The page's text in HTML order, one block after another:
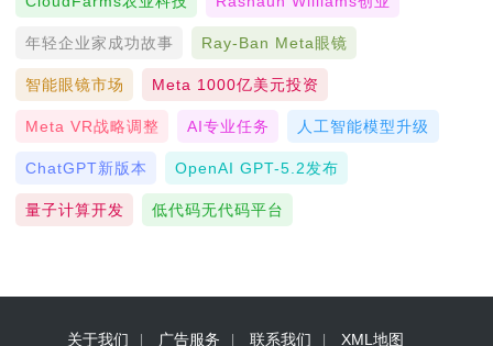
年轻企业家成功故事 Ray-Ban Meta眼镜
智能眼镜市场 Meta 1000亿美元投资
Meta VR战略调整 AI专业任务 人工智能模型升级
ChatGPT新版本 OpenAI GPT-5.2发布
量子计算开发 低代码无代码平台
关于我们 广告服务 联系我们 XML地图